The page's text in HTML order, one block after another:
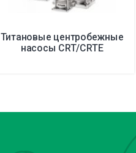
Титановые центробежные
насосы CRT/CRTE